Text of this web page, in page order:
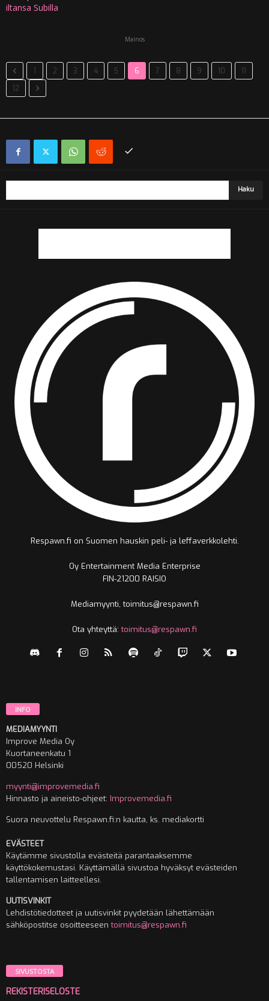
iltansa Subilla
Mainos
1 2 3 4 5 6 7 8 9 10
11
12
Respawn.fi on Suomen hauskin peli- ja leffaverkkolehti.
Oy Entertainment Media Enterprise
FIN-21200 RAISIO
Mediamyynti, toimitus@respawn.fi
Ota yhteyttä:toimitus@respawn.fi
INFO
MEDIAMYYNTI
Improve Media Oy
Kuortaneenkatu 1
00520 Helsinki
myynti@improvemedia.fi
Hinnasto ja aineisto-ohjeet: Improvemedia.fi
Suora neuvottelu Respawn.fi:n kautta, ks. mediakortti
EVÄSTEET
Käytämme sivustolla evästeitä parantaaksemme
käyttökokemustasi. Käyttämällä sivustoa hyväksyt evästeiden
tallentamisen laitteellesi.
UUTISVINKIT
Lehdistötiedotteet ja uutisvinkit pyydetään lähettämään
sähköpostitse osoitteeseentoimitus@respawn.fi
SIVUSTOSTA
REKISTERISELOSTE